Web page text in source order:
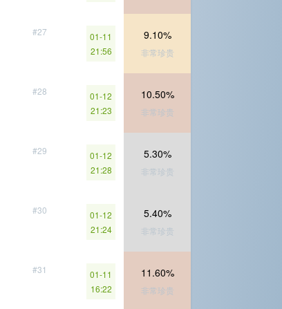
#27
01-11
21:56
9.10%
非常珍贵
#28
01-12
21:23
10.50%
非常珍贵
#29
01-12
21:28
5.30%
非常珍贵
#30
01-12
21:24
5.40%
非常珍贵
#31
01-11
16:22
11.60%
非常珍贵